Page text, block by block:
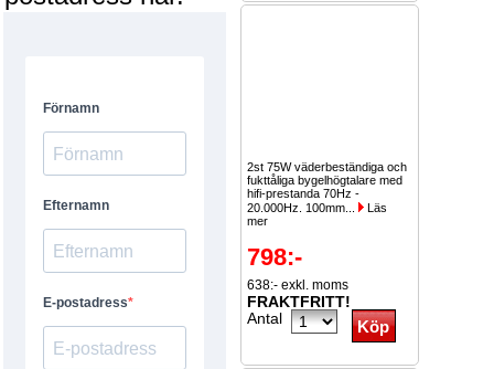
2st 75W väderbeständiga och
fukttåliga bygelhögtalare med
hifi-prestanda 70Hz -
20.000Hz. 100mm...
Läs
mer
798:-
638:- exkl. moms
FRAKTFRITT!
Antal